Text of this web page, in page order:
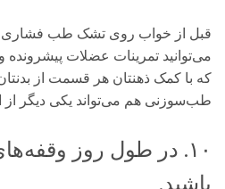
قبل از خواب روی تشک طب فشاری
می‌توانید تمرینات عضلات پیشرونده و
که با کمک ذهنتان هر قسمت از
طب‌سوزنی هم می‌تواند یکی دیگر از
۱۰. در طول روز